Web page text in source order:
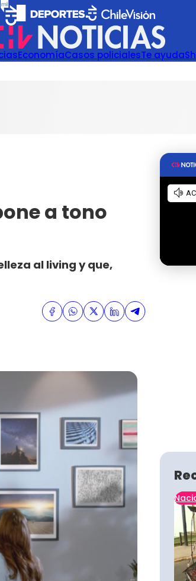
EconomíaCasos policialesTe ayuda
a tono
al living y que,